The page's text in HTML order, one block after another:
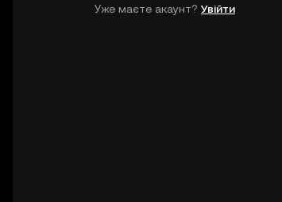
Уже маєте акаунт? Увійти